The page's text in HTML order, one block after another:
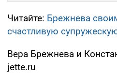
Читайте: Брежнева
счастливую
Вера Брежнева и
jette.ru